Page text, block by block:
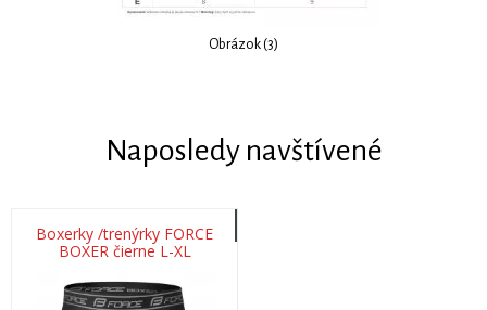
Obrázok (3)
Naposledy navštívené
Boxerky /trenýrky FORCE
BOXER čierne L-XL